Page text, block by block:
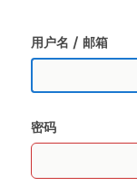
用户名 / 邮箱
密码